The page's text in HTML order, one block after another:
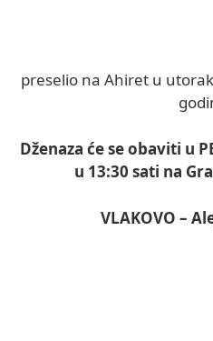
preselio na Ahiret u
Dženaza će se obaviti u
u 13:30 sati na
VLAKOVO –